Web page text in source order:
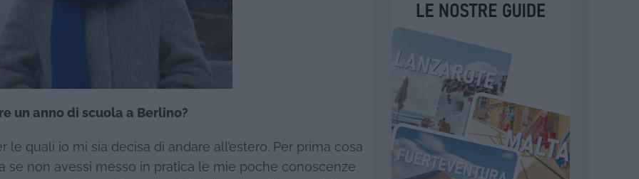
un anno di scuola a Berlino?
quali io mi sia decisa di andare all’estero. Per prima cosa
se non avessi messo in pratica le mie poche conoscenze